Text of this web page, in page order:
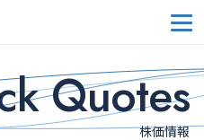
メ
Quotes
株価情報